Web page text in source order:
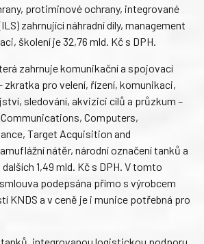
protiminové ochrany, integrované
zahrnující náhradní díly, management
školení je 32,76 mld. Kč s DPH.
zahrnuje komunikační a spojovací
zkratka pro velení, řízení, komunikaci,
sledování, akvizici cílů a průzkum –
Computers,
Target Acquisition and
nátěr, národní označení tanků a
1,49 mld. Kč s DPH. V tomto
podepsána přímo s výrobcem
KNDS a v ceně je i munice potřebná pro